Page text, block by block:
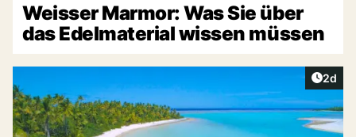
Weisser Marmor: Was Sie über
das Edelmaterial wissen müssen
2d